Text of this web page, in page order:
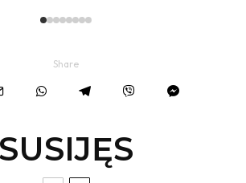
Share
SUSIJĘS